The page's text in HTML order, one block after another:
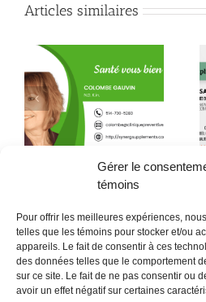
Gérer le
témoins
Pour offrir les meilleures expériences,
telles que les témoins pour stocker et/ou
appareils. Le fait de consentir à ces
des données telles que le comportement
sur ce site. Le fait de ne pas consentir ou
avoir un effet négatif sur certaines
Articles similaires
Quand la conscience
fait son chemin jusque
dans l’assiette !
POLITIQUE CONFIDENTIALITÉES